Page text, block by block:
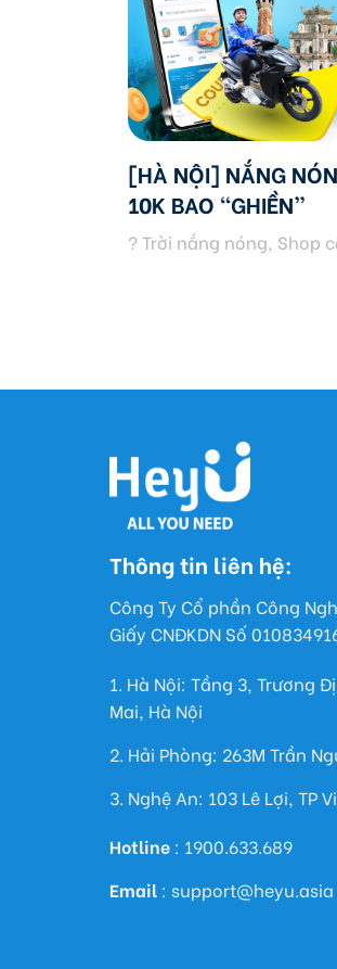
[HÀ NỘI] NẮNG
10K BAO “GHIỀN”
? Trời nắng nóng, Shop
Thông tin liên hệ:
Công Ty Cổ phần Công
Giấy CNĐKDN Số
1. Hà Nội: Tầng 3, Trương
Mai, Hà Nội
2. Hải Phòng: 263M Trần
3. Nghệ An: 103 Lê Lợi, TP
Hotline: 1900.633.689
Email: support@heyu.asia